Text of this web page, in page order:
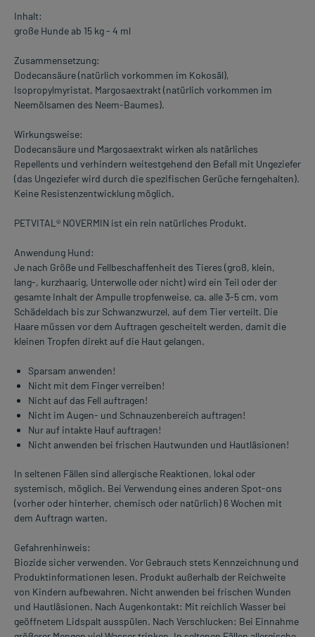
Inhalt:
große Hunde ab 15 kg - 4 ml
Zusammensetzung:
Dodecansäure (natürlich vorkommen im Kokosäl),
Isopropylmyristat, Margosaextrakt (natürlich vorkommen im
Neemölsamen des Neem-Baumes).
Wirkungsweise:
Dodecansäure und Margosaextrakt wirken als natärliches
Repellents und verhindern weitestgehend den Befall mit Ungeziefer
(das Ungeziefer wird durch die spezifischen Gerüche ferngehalten).
Keine Resistenzentwicklung möglich.
PETVITAL® NOVERMIN ist ein rein natürliches Produkt.
Anwendung Hund:
Je nach Größe und Fellbeschaffenheit des Tieres (groß, klein,
lang-, kurzhaarig, Unterwolle oder nicht) wird ein Teil oder der
gesamte Inhalt der Ampulle tropfenweise, ca. alle 3-5 cm, vom
Schädeldach bis zur Schwanzwurzel, auf dem Tier verteilt. Die
Haare müssen vor dem Auftragen gescheitelt werden, damit die
kleinen Tropfen direkt auf die Haut gelangen.
Sparsam anwenden!
Nicht mit dem Finger verreiben!
Nicht auf das Fell auftragen!
Nicht im Augen- und Schnauzenbereich auftragen!
Nur auf intakte Hauf auftragen!
Nicht anwenden bei frischen Hautwunden und Hautläsionen!
In seltenen Fällen sind allergische Reaktionen, lokal oder
systemisch, möglich. Bei Verwendung eines anderen Spot-ons
(vorher oder hinterher, chemisch oder natürlich) 6 Wochen mit
dem Auftragn warten.
Gefahrenhinweis:
Biozide sicher verwenden. Vor Gebrauch stets Kennzeichnung und
Produktinformationen lesen. Produkt außerhalb der Reichweite
von Kindern aufbewahren. Nicht anwenden bei frischen Wunden
und Hautläsionen. Nach Augenkontakt: Mit reichlich Wasser bei
geöffnetem Lidspalt ausspülen. Nach Verschlucken: Bei Einnahme